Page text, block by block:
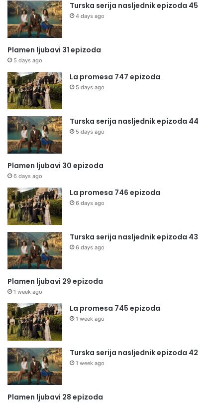
Turska serija nasljednik epizoda 45
4 days ago
Plamen ljubavi 31 epizoda
5 days ago
La promesa 747 epizoda
5 days ago
Turska serija nasljednik epizoda 44
5 days ago
Plamen ljubavi 30 epizoda
6 days ago
La promesa 746 epizoda
6 days ago
Turska serija nasljednik epizoda 43
6 days ago
Plamen ljubavi 29 epizoda
1 week ago
La promesa 745 epizoda
1 week ago
Turska serija nasljednik epizoda 42
1 week ago
Plamen ljubavi 28 epizoda